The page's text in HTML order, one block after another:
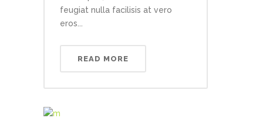
feugiat nulla facilisis at vero
eros...
READ MORE